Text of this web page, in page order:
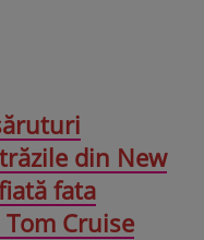
din New
fata
Cruise